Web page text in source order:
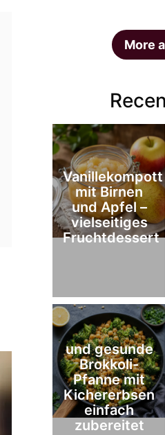
More
Vanillekompott
mit Birnen
und Apfel –
vielseitiges
Fruchtdessert
und gesunde
Brokkoli-
Pfanne mit
Kichererbsen
einfach
zubereitet